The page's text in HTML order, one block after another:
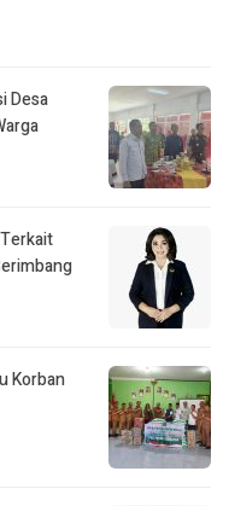
Desa
Korban